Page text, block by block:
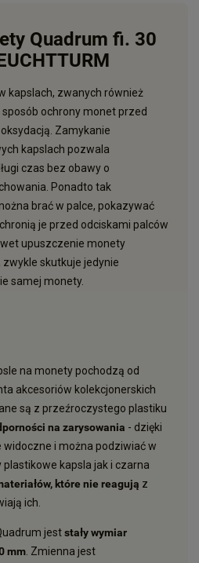
Quadrum fi. 30
kapslach, zwanych również
ochrony monet przed
Zamykanie
kapslach pozwala
czas bez obawy o
Ponadto tak
brać w palce, pokazywać
je przed odciskami palców
upuszczenie monety
skutkuje jedynie
samej monety.
na monety pochodzą od
akcesoriów kolekcjonerskich
są z przeźroczystego plastiku
na zarysowania - dzięki
i można podziwiać w
plastikowe kapsla jak i czarna
które nie reagują z
ich.
jeststały wymiar
mm . Zmienna jest